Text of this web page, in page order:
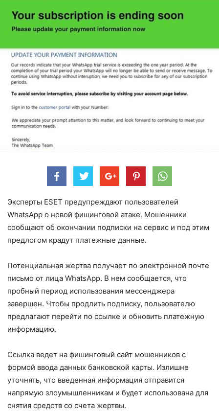
Эксперты ESET предупреждают пользователей
WhatsApp о новой фишинговой атаке. Мошенники
сообщают об окончании подписки на сервис и под этим
предлогом крадут платежные данные.
Потенциальная жертва получает по электронной почте
письмо от лица WhatsApp. В нем сообщается, что
пробный период использования мессенджера
завершен. Чтобы продлить подписку, пользователю
предлагают перейти по ссылке и обновить платежную
информацию.
Ссылка ведет на фишинговый сайт мошенников с
формой ввода данных банковской карты. Излишне
уточнять, что введенная информация отправится
напрямую злоумышленникам и будет использована для
снятия средств со счета жертвы.